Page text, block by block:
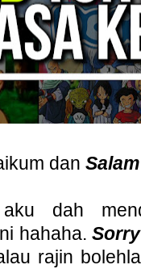
dan
aku dah
hahaha.
rajin